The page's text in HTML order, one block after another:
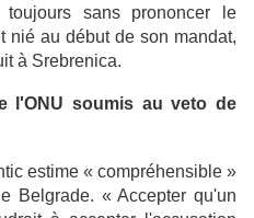
sans prononcer le
nié au début de son mandat,
à Srebrenica.
l'ONU soumis au veto de
estime « compréhensible »
Belgrade. « Accepter qu'un